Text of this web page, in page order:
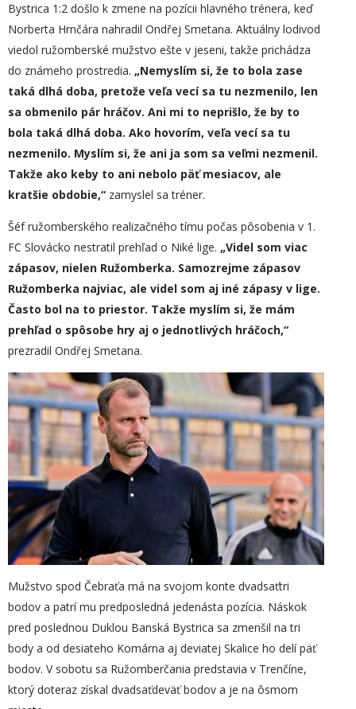
Bystrica 1:2 došlo k zmene na pozícii hlavného trénera, keď
Norberta Hrnčára nahradil Ondřej Smetana. Aktuálny lodivod
viedol ružomberské mužstvo ešte v jeseni, takže prichádza
do známeho prostredia. „Nemyslím si, že to bola zase
taká dlhá doba, pretože veľa vecí sa tu nezmenilo, len
sa obmenilo pár hráčov. Ani mi to neprišlo, že by to
bola taká dlhá doba. Ako hovorím, veľa vecí sa tu
nezmenilo. Myslím si, že ani ja som sa veľmi nezmenil.
Takže ako keby to ani nebolo päť mesiacov, ale
kratšie obdobie,“ zamyslel sa tréner.
Šéf ružomberského realizačného tímu počas pôsobenia v 1.
FC Slovácko nestratil prehľad o Niké lige. „Videl som viac
zápasov, nielen Ružomberka. Samozrejme zápasov
Ružomberka najviac, ale videl som aj iné zápasy v lige.
Často bol na to priestor. Takže myslím si, že mám
prehľad o spôsobe hry aj o jednotlivých hráčoch,“
prezradil Ondřej Smetana.
Mužstvo spod Čebraťa má na svojom konte dvadsaťtri
bodov a patrí mu predposledná jedenásta pozícia. Náskok
pred poslednou Duklou Banská Bystrica sa zmenšil na tri
body a od desiateho Komárna aj deviatej Skalice ho delí päť
bodov. V sobotu sa Ružomberčania predstavia v Trenčíne,
ktorý doteraz získal dvadsaťdeväť bodov a je na ôsmom